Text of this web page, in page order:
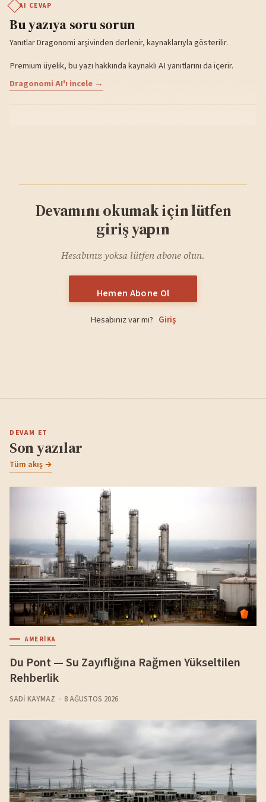
AI CEVAP
Bu yazıya soru sorun
Yanıtlar Dragonomi arşivinden derlenir, kaynaklarıyla gösterilir.
Premium üyelik, bu yazı hakkında kaynaklı AI yanıtlarını da içerir.
Dragonomi AI'ı incele →
Devamını okumak için lütfen
giriş yapın
Hesabınız yoksa lütfen abone olun.
Hemen Abone Ol
Hesabınız var mı? Giriş
DEVAM ET
Son yazılar
Tüm akış →
AMERIKA
Du Pont — Su Zayıflığına Rağmen Yükseltilen
Rehberlik
SADI KAYMAZ 8 AĞUSTOS 2026